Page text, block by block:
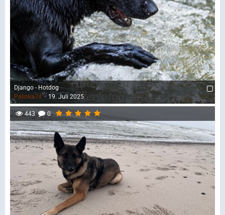
Django - Hotdog
Palinka74
19. Juli 2025
443 0